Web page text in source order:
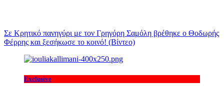
Σε Κρητικό πανηγύρι με τον Γρηγόρη Σαμόλη βρέθηκε ο Θοδωρής
Φέρρης και ξεσήκωσε το κοινό! (Βίντεο)
Exclusive